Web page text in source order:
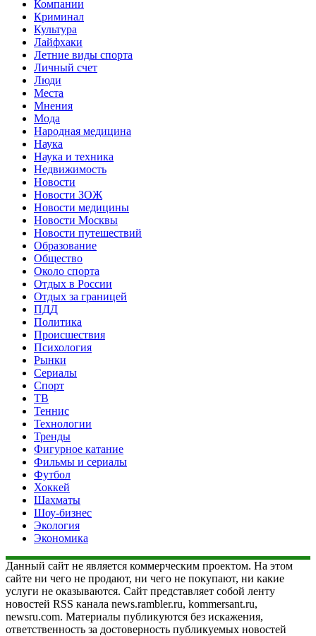
Компании
Криминал
Культура
Лайфхаки
Летние виды спорта
Личный счет
Люди
Места
Мнения
Мода
Народная медицина
Наука
Наука и техника
Недвижимость
Новости
Новости ЗОЖ
Новости медицины
Новости Москвы
Новости путешествий
Образование
Общество
Около спорта
Отдых в России
Отдых за границей
ПДД
Политика
Происшествия
Психология
Рынки
Сериалы
Спорт
ТВ
Теннис
Технологии
Тренды
Фигурное катание
Фильмы и сериалы
Футбол
Хоккей
Шахматы
Шоу-бизнес
Экология
Экономика
Данный сайт не является коммерческим проектом. На этом
сайте ни чего не продают, ни чего не покупают, ни какие
услуги не оказываются. Сайт представляет собой ленту
новостей RSS канала news.rambler.ru, kommersant.ru,
newsru.com. Материалы публикуются без искажения,
ответственность за достоверность публикуемых новостей